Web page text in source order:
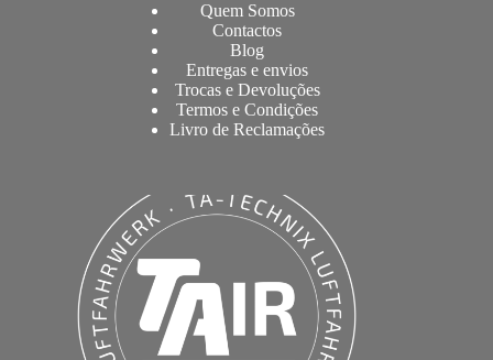
Quem Somos
Contactos
Blog
Entregas e envios
Trocas e Devoluções
Termos e Condições
Livro de Reclamações